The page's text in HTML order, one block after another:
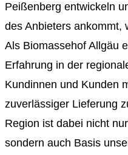
Peißenberg entwickeln
des Anbieters ankommt,
Als Biomassehof Allgäu
Erfahrung in der
Kundinnen und Kunden
zuverlässiger Lieferung
Region ist dabei nicht
sondern auch Basis